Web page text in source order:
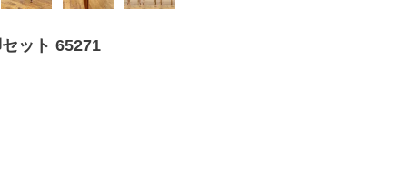
ット 65271